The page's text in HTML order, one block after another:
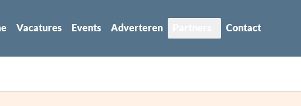
Vacatures Events Adverteren Contact